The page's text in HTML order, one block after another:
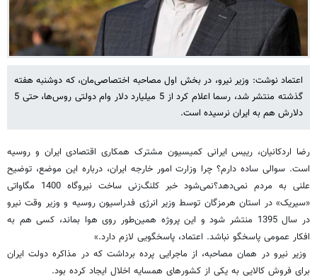
اعتماد نوشت: وزیر نیرو، در بخش اول مصاحبه اختصاصی‌مان، که دوشنبه هفته
گذشته منتشر شد، رسما اعلام کرد از 5 میلیارد دلار وام دولتی روس‌ها، حتی 5
دلارش هم به ایران نرسیده است.
رضا اردکانیان، رییس ایرانی کمیسیون مشترک همکاری اقتصادی ایران و روسیه
است. سوالی ساده دارم؟ چرا وزارت امور خارجه ایران، درباره این موضع، توضیح
علنی به مردم نمی‌دهد؟نمی‌شود خبر کلنگ‌زنی ساخت نیروگاه 1400 مگاواتی
«سیریک» در استان هرمزگان توسط وزیر انرژی فدراسیون روسیه و وزیر وقت نیرو
در سال 1395 منتشر شود و این پروژه همین‌طور روی هوا بماند، کسی هم به
افکار عمومی پاسخگو نباشد. اعتماد، پاسخگویی لازم دارد.»
وزیر نیرو در همان مصاحبه، از ماجرایی پرده برداشت که در مذاکره دولت ایران
برای فروش کالایی به یکی از کشورهای همسایه اخلال ایجاد کرده بود.